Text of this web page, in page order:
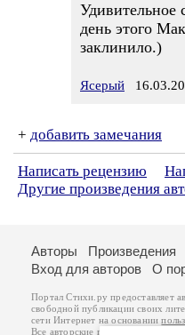
Удивительное
день этого
заклинило.)
Ясерый
+ добавить замечания
Написать рецензию
Другие произведения
Авторы Произведения
Вход для авторов
О
Портал Стихи.ру предоставляет
свободной публикации своих
сети Интернет на основании
Все авторские права на